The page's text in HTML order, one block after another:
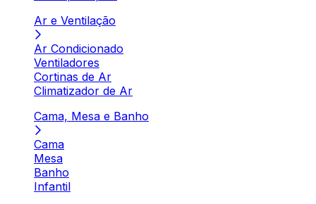
Ar e Ventilação
Ar Condicionado
Ventiladores
Cortinas de Ar
Climatizador de Ar
Cama, Mesa e Banho
Cama
Mesa
Banho
Infantil